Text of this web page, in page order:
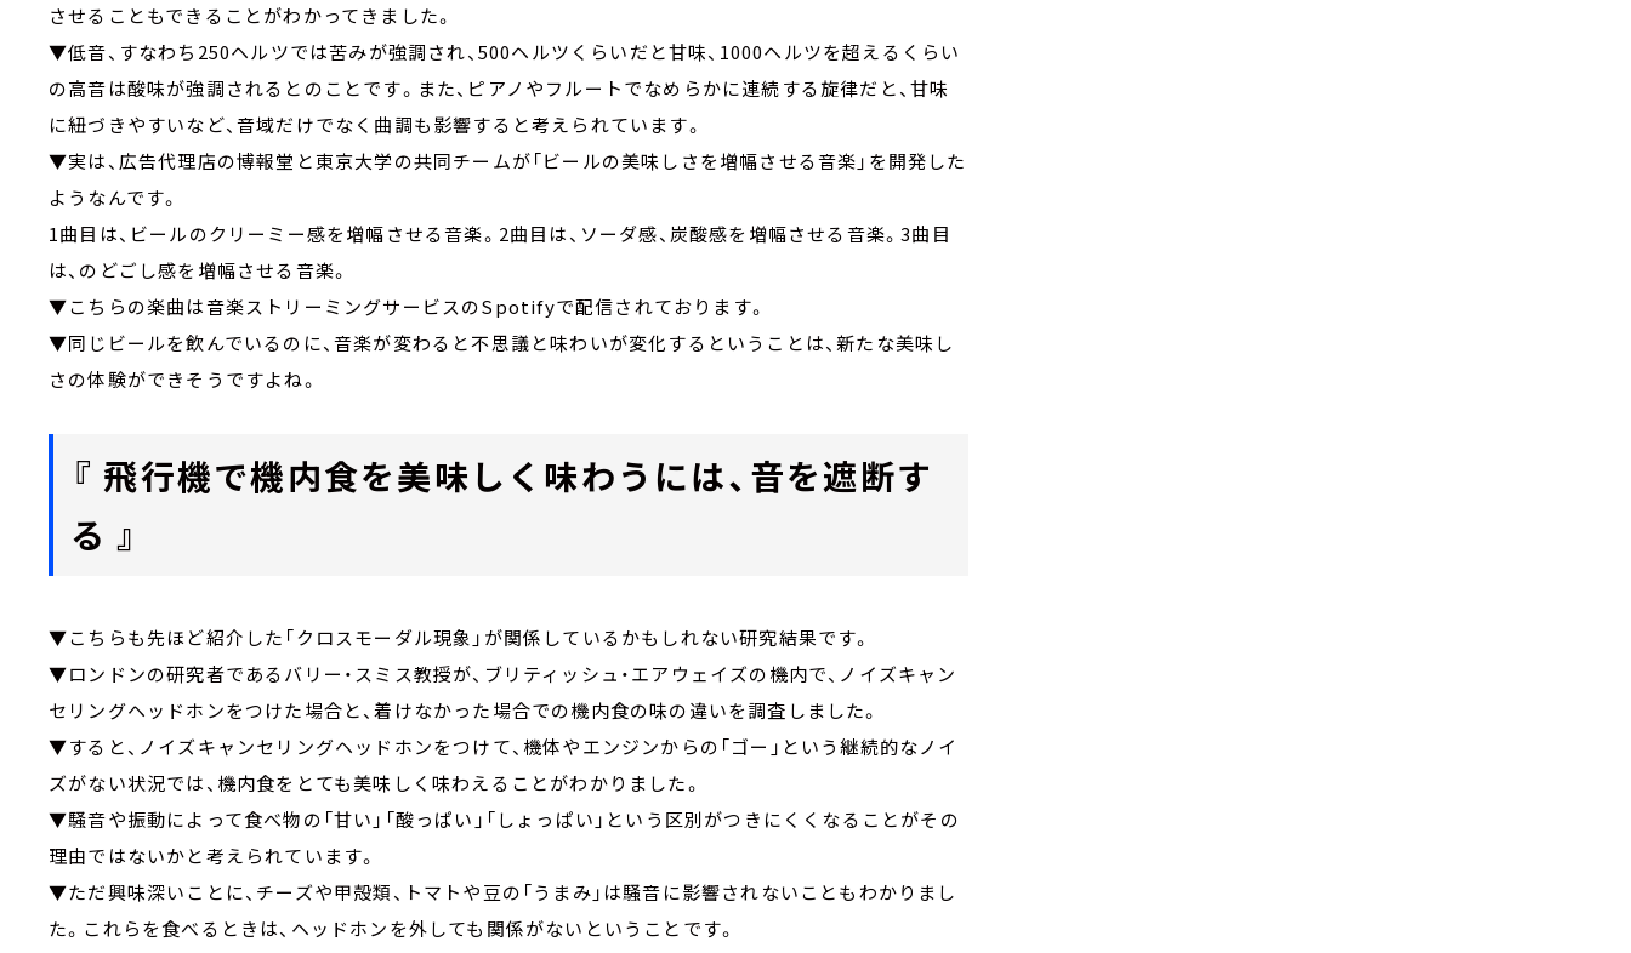
させることもできることがわかってきました。
▼低音、すなわち250ヘルツでは苦みが強調され、500ヘルツくらいだと甘味、1000ヘルツを超えるくらい
の高音は酸味が強調されるとのことです。また、ピアノやフルートでなめらかに連続する旋律だと、甘味
に紐づきやすいなど、音域だけでなく曲調も影響すると考えられています。
▼実は、広告代理店の博報堂と東京大学の共同チームが「ビールの美味しさを増幅させる音楽」を開発した
ようなんです。
1曲目は、ビールのクリーミー感を増幅させる音楽。2曲目は、ソーダ感、炭酸感を増幅させる音楽。3曲目
は、のどごし感を増幅させる音楽。
▼こちらの楽曲は音楽ストリーミングサービスのSpotifyで配信されております。
▼同じビールを飲んでいるのに、音楽が変わると不思議と味わいが変化するということは、新たな美味し
さの体験ができそうですよね。
『 飛行機で機内食を美味しく味わうには、音を遮断す
る 』
▼こちらも先ほど紹介した「クロスモーダル現象」が関係しているかもしれない研究結果です。
▼ロンドンの研究者であるバリー・スミス教授が、ブリティッシュ・エアウェイズの機内で、ノイズキャン
セリングヘッドホンをつけた場合と、着けなかった場合での機内食の味の違いを調査しました。
▼すると、ノイズキャンセリングヘッドホンをつけて、機体やエンジンからの「ゴー」という継続的なノイ
ズがない状況では、機内食をとても美味しく味わえることがわかりました。
▼騒音や振動によって食べ物の「甘い」「酸っぱい」「しょっぱい」という区別がつきにくくなることがその
理由ではないかと考えられています。
▼ただ興味深いことに、チーズや甲殻類、トマトや豆の「うまみ」は騒音に影響されないこともわかりまし
た。これらを食べるときは、ヘッドホンを外しても関係がないということです。